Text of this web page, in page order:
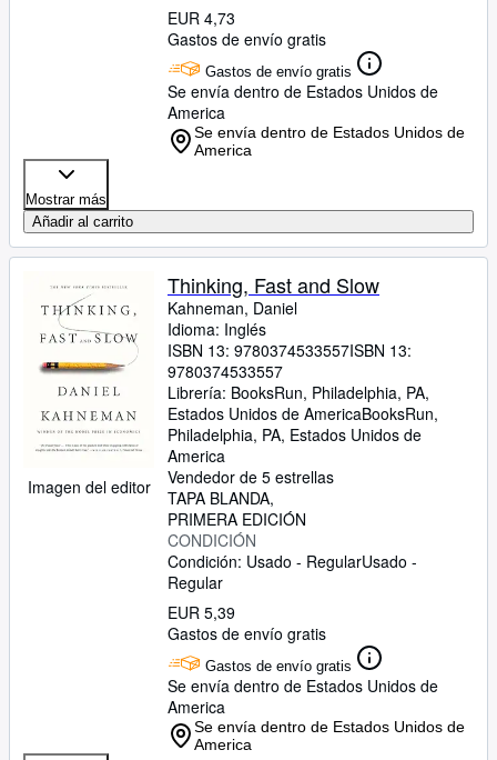
EUR 4,73
Gastos de envío gratis
Gastos de envío gratis
Se envía dentro de Estados Unidos de
America
Se envía dentro de Estados Unidos de
America
Mostrar más
Añadir al carrito
Imagen del editor
Thinking, Fast and Slow
Kahneman, Daniel
Idioma: Inglés
ISBN 13: 9780374533557ISBN 13:
9780374533557
Librería: BooksRun, Philadelphia, PA,
Estados Unidos de AmericaBooksRun,
Philadelphia, PA, Estados Unidos de
America
Vendedor de 5 estrellas
TAPA BLANDA
PRIMERA EDICIÓN
CONDICIÓN
Condición: Usado - RegularUsado -
Regular
EUR 5,39
Gastos de envío gratis
Gastos de envío gratis
Se envía dentro de Estados Unidos de
America
Se envía dentro de Estados Unidos de
America